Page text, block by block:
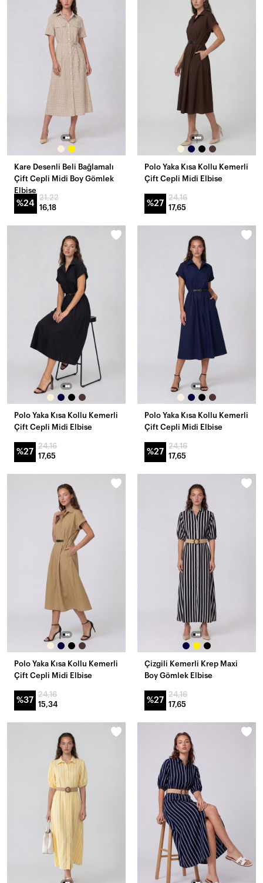
Kare Desenli Beli Bağlamalı
Çift Cepli Midi Boy Gömlek
Elbise
%24
21,22
16,18
Polo Yaka Kısa Kollu Kemerli
Çift Cepli Midi Elbise
%27
24,16
17,65
Polo Yaka Kısa Kollu Kemerli
Çift Cepli Midi Elbise
%27
24,16
17,65
Polo Yaka Kısa Kollu Kemerli
Çift Cepli Midi Elbise
%27
24,16
17,65
Polo Yaka Kısa Kollu Kemerli
Çift Cepli Midi Elbise
%37
24,16
15,34
Çizgili Kemerli Krep Maxi
Boy Gömlek Elbise
%27
24,16
17,65